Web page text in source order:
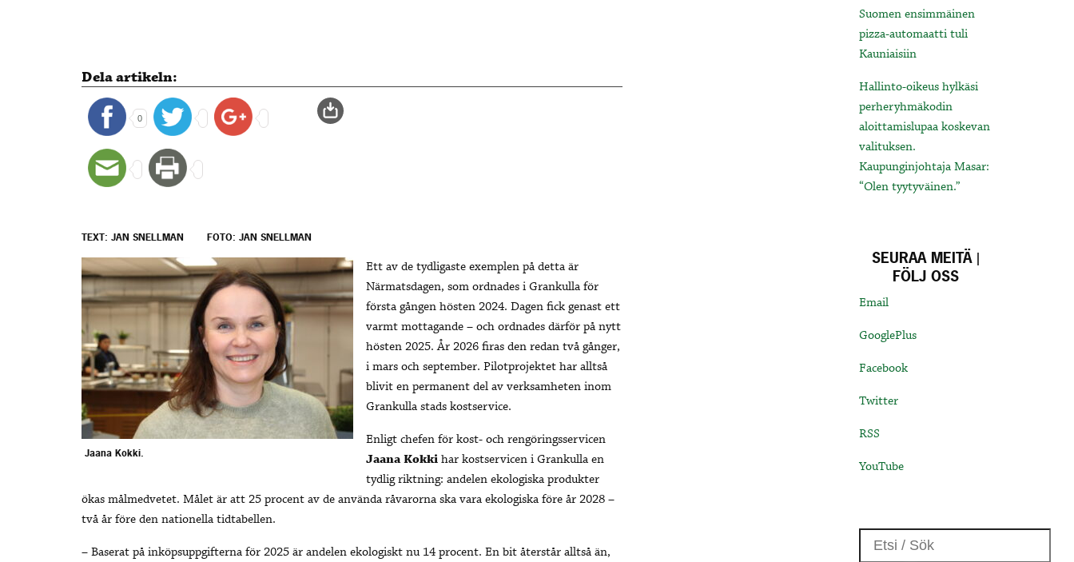
Dela artikeln:
0
TEXT: JAN SNELLMAN FOTO: JAN SNELLMAN
Jaana Kokki.
Ett av de tydligaste exemplen på detta är
Närmatsdagen, som ordnades i Grankulla för
första gången hösten 2024. Dagen fick genast ett
varmt mottagande – och ordnades därför på nytt
hösten 2025. År 2026 firas den redan två gånger,
i mars och september. Pilotprojektet har alltså
blivit en permanent del av verksamheten inom
Grankulla stads kostservice.
Enligt chefen för kost- och rengöringsservicen
Jaana Kokki har kostservicen i Grankulla en
tydlig riktning: andelen ekologiska produkter
ökas målmedvetet. Målet är att 25 procent av de använda råvarorna ska vara ekologiska före år 2028 –
två år före den nationella tidtabellen.
– Baserat på inköpsuppgifterna för 2025 är andelen ekologiskt nu 14 procent. En bit återstår alltså än,
Suomen ensimmäinen
pizza-automaatti tuli
Kauniaisiin
Hallinto-oikeus hylkäsi
perheryhmäkodin
aloittamislupaa koskevan
valituksen.
Kaupunginjohtaja Masar:
“Olen tyytyväinen.”
SEURAA MEITÄ |
FÖLJ OSS
Email
GooglePlus
Facebook
Twitter
RSS
YouTube